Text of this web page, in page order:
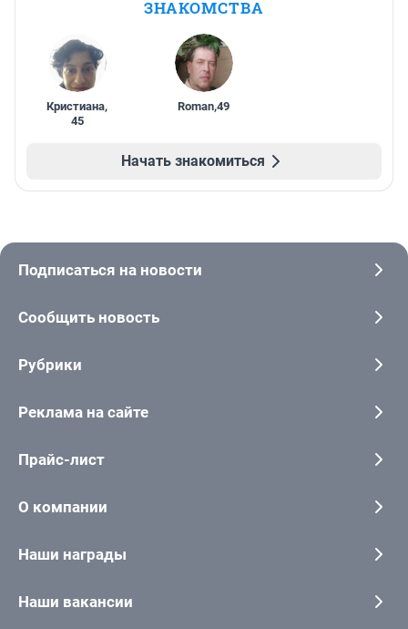
ЗНАКОМСТВА
Кристиана,
45
Roman,49
Начать знакомиться
Подписаться на новости
Сообщить новость
Рубрики
Реклама на сайте
Прайс-лист
О компании
Наши награды
Наши вакансии